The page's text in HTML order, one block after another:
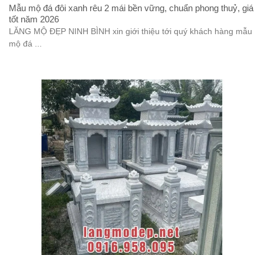
Mẫu mộ đá đôi xanh rêu 2 mái bền vững, chuẩn phong thuỷ, giá
tốt năm 2026
LĂNG MỘ ĐẸP NINH BÌNH xin giới thiệu tới quý khách hàng mẫu
mộ đá ...